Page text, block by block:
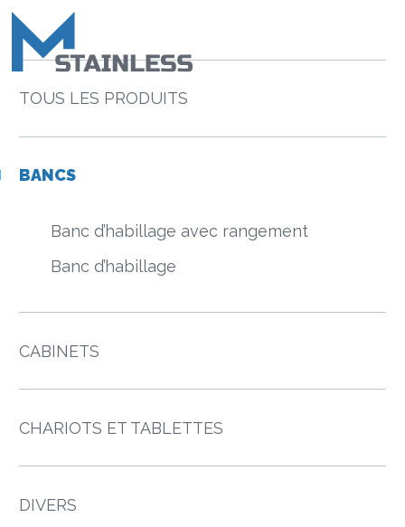
TOUS LES PRODUITS
BANCS
Banc d’habillage avec rangement
Banc d’habillage
CABINETS
CHARIOTS ET TABLETTES
DIVERS